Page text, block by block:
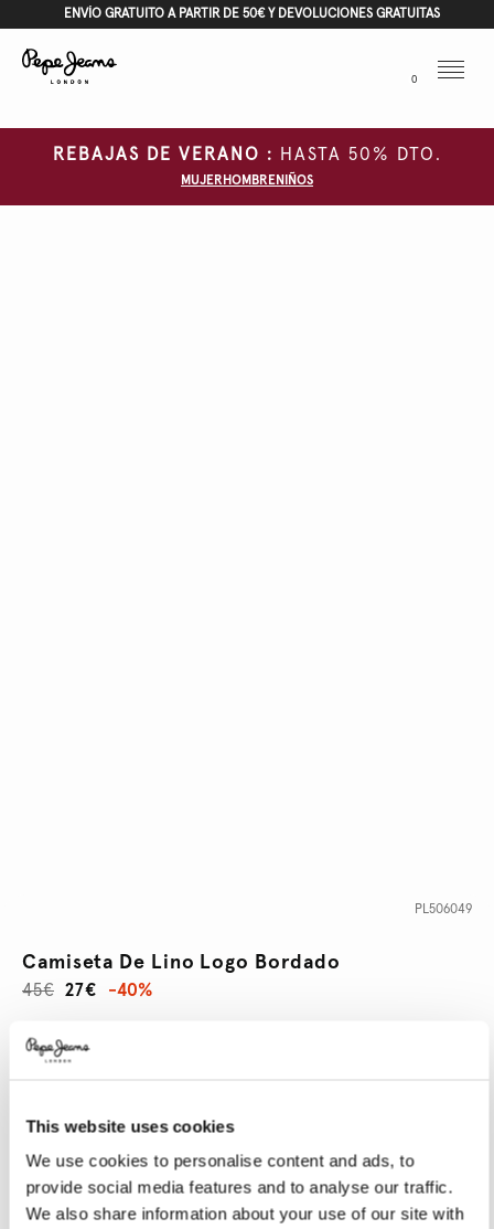
This website uses cookies
We use cookies to personalise content and ads, to
provide social media features and to analyse our traffic.
We also share information about your use of our site with
ENVÍO GRATUITO A PARTIR DE 50€ Y DEVOLUCIONES GRATUITAS
0
Menu
REBAJAS DE VERANO : HASTA 50% DTO.
MUJER HOMBRENIÑOS
PL506049
Camiseta De Lino Logo Bordado
27€
45€ -40%
Promotions
Variations
COLORES:
SELECCIONAR TALLA: